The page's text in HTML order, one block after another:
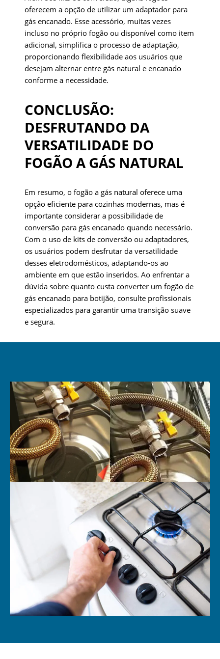
oferecem a opção de utilizar um adaptador para
gás encanado. Esse acessório, muitas vezes
incluso no próprio fogão ou disponível como item
adicional, simplifica o processo de adaptação,
proporcionando flexibilidade aos usuários que
desejam alternar entre gás natural e encanado
conforme a necessidade.
CONCLUSÃO:
DESFRUTANDO DA
VERSATILIDADE DO
FOGÃO A GÁS NATURAL
Em resumo, o fogão a gás natural oferece uma
opção eficiente para cozinhas modernas, mas é
importante considerar a possibilidade de
conversão para gás encanado quando necessário.
Com o uso de kits de conversão ou adaptadores,
os usuários podem desfrutar da versatilidade
desses eletrodomésticos, adaptando-os ao
ambiente em que estão inseridos. Ao enfrentar a
dúvida sobre quanto custa converter um fogão de
gás encanado para botijão, consulte profissionais
especializados para garantir uma transição suave
e segura.